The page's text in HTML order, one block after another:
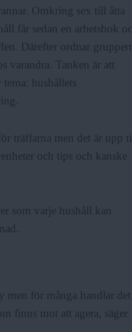
Omkring sex till åtta
får sedan en arbetsbok
Därefter ordnar
varandra. Tanken är att
hushållets
träffarna men det är upp
och tips och kanske
som varje hushåll kan
men för många handlar det
finns mot att agera, säger